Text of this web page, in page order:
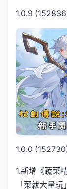
1.0.9
1.0.0
1.新增《蔬菜
「菜就大量